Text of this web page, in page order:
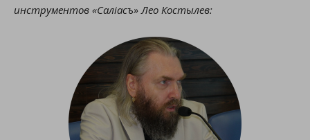
инструментов «Салiасъ» Лео Костылев: